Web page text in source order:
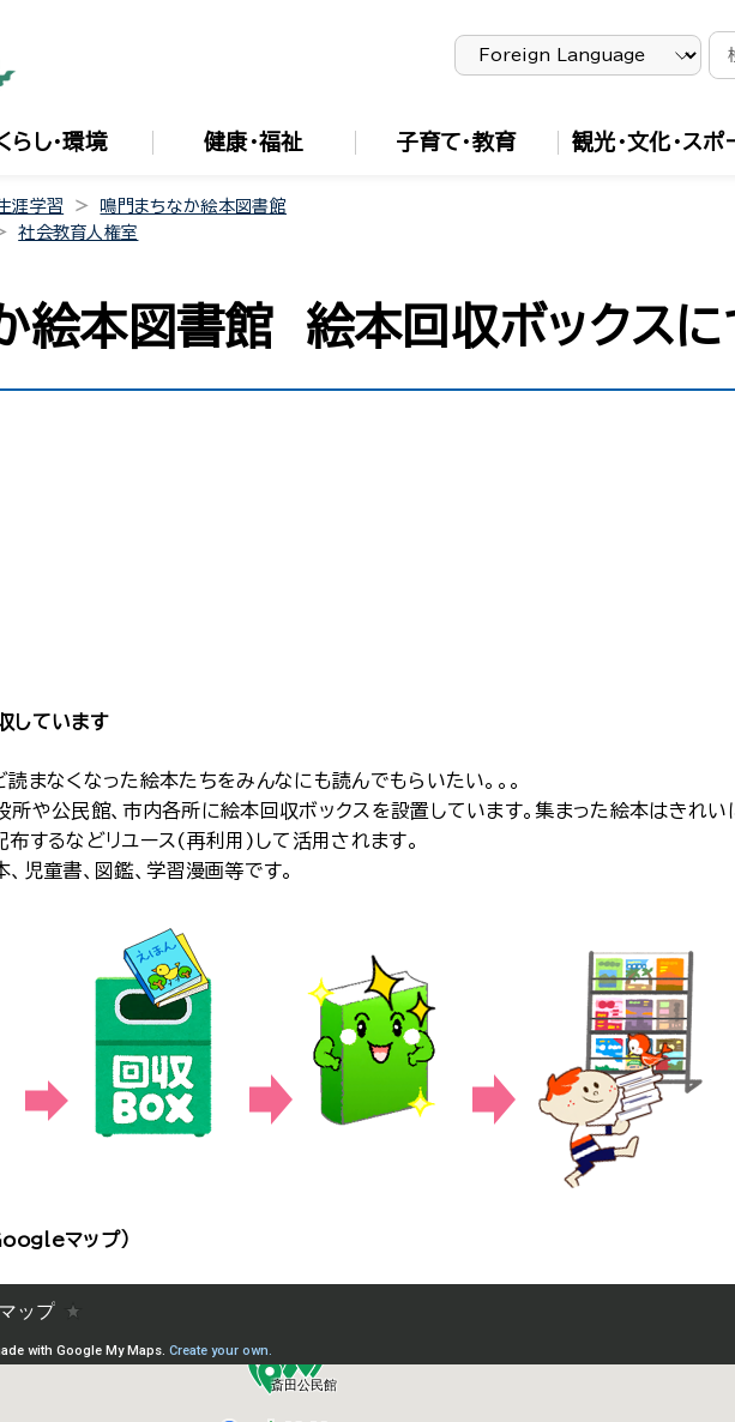
らし・環境 健康・福祉 子育て・教育 観光・文化・スポ
涯学習
鳴門まちなか絵本図書館
社会教育人権室
絵本図書館 絵本回収ボックスに
しています
まなくなった絵本たちをみんなにも読んでもらいたい。。。
所や公民館、市内各所に絵本回収ボックスを設置しています。集まった絵本はきれい
布するなどリユース(再利用)して活用されます。
児童書、図鑑、学習漫画等です。
マップ）